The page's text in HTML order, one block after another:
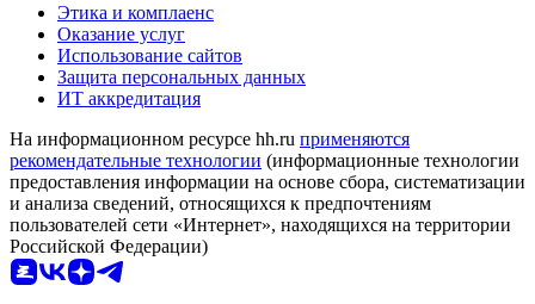
Этика и комплаенс
Оказание услуг
Использование сайтов
Защита персональных данных
ИТ аккредитация
На информационном ресурсе hh.ru применяются
рекомендательные технологии (информационные технологии
предоставления информации на основе сбора, систематизации
и анализа сведений, относящихся к предпочтениям
пользователей сети «Интернет», находящихся на территории
Российской Федерации)